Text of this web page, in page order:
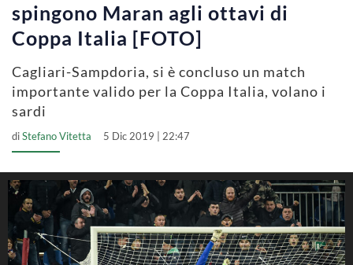
spingono Maran agli ottavi di
Coppa Italia [FOTO]
Cagliari-Sampdoria, si è concluso un match
importante valido per la Coppa Italia, volano i
sardi
diStefano Vitetta 5 Dic 2019 | 22:47